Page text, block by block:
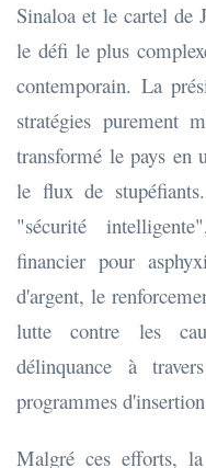
Sinaloa et le cartel de
le défi le plus
contemporain. La
stratégies purement
transformé le pays en
le flux de
"sécurité
financier pour
d'argent, le
lutte contre les
délinquance à
programmes
Malgré ces efforts,